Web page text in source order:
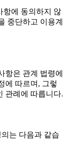
에 동의하지 않
중단하고 이용계
항은 관계 법령에
에 따르며, 그렇
관례에 따릅니다.
는 다음과 같습